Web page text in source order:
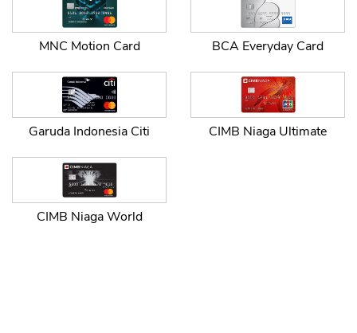
MNC Motion Card BCA Everyday Card
Garuda Indonesia Citi CIMB Niaga Ultimate
CIMB Niaga World